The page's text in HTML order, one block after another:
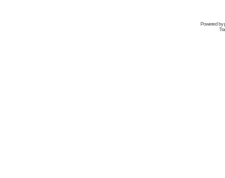
Powered by